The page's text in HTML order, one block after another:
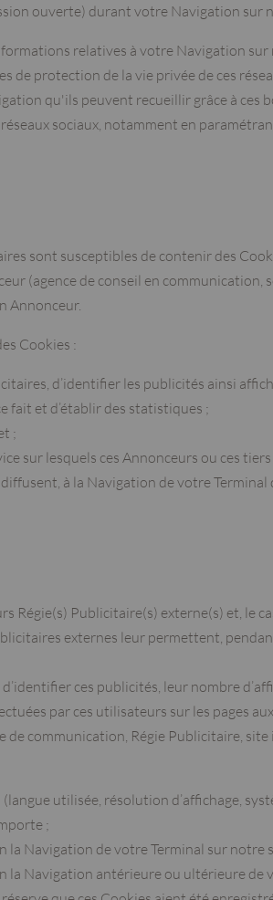
ouverte) durant votre Navigation sur
relatives à votre Navigation
protection de la vie privée de ces
qu'ils peuvent recueillir grâce à ces
sociaux, notamment en
sont susceptibles de contenir des
(agence de conseil en communication,
Annonceur.
Cookies :
d’identifier les publicités ainsi
fait et d’établir des statistiques ;
;
sur lesquels ces Annonceurs ou ces
à la Navigation de votre
Régie(s) Publicitaire(s) externe(s) et, le
externes leur permettent,
ces publicités, leur nombre
par ces utilisateurs sur les pages
de communication, Régie Publicitaire,
utilisée, résolution d’affichage,
;
la Navigation de votre Terminal sur notre
la Navigation antérieure ou ultérieure de